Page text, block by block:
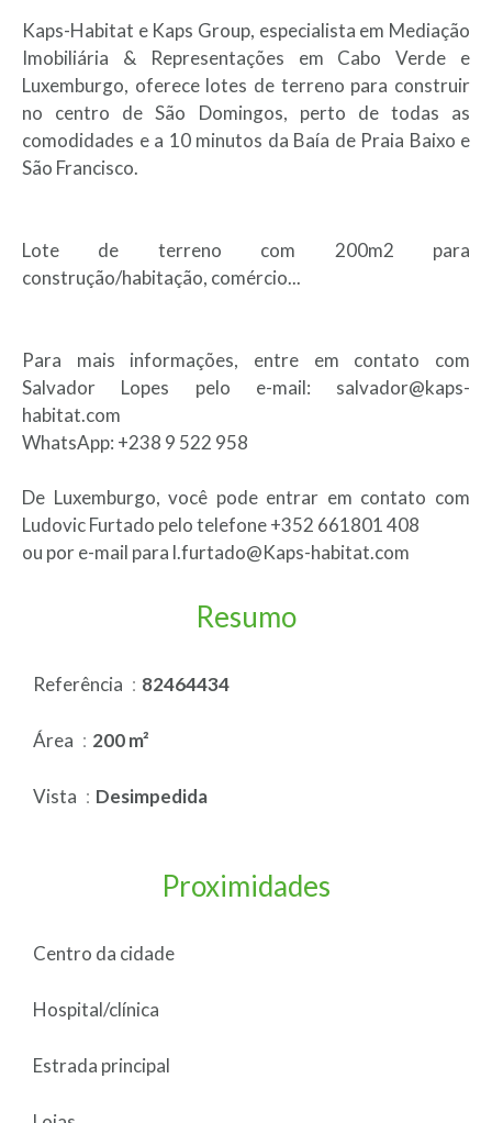
Kaps-Habitat e Kaps Group, especialista em Mediação
Imobiliária & Representações em Cabo Verde e
Luxemburgo, oferece lotes de terreno para construir
no centro de São Domingos, perto de todas as
comodidades e a 10 minutos da Baía de Praia Baixo e
São Francisco.
Lote de terreno com 200m2 para
construção/habitação, comércio...
Para mais informações, entre em contato com
Salvador Lopes pelo e-mail: salvador@kaps-
habitat.com
WhatsApp: +238 9 522 958
De Luxemburgo, você pode entrar em contato com
Ludovic Furtado pelo telefone +352 661801 408
ou por e-mail para l.furtado@Kaps-habitat.com
Resumo
Referência 82464434
Área 200 m²
Vista Desimpedida
Proximidades
Centro da cidade
Hospital/clínica
Estrada principal